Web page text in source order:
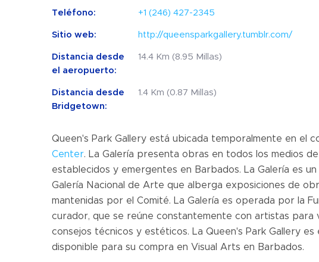
Teléfono: +1 (246) 427-2345
Sitio web: http://queensparkgallery.tumblr.com/
Distancia desde
el aeropuerto:
14.4 Km (8.95 Millas)
Distancia desde
Bridgetown:
1.4 Km (0.87 Millas)
Queen's Park Gallery está ubicada temporalmente en el
Center. La Galería presenta obras en todos los medios
establecidos y emergentes en Barbados. La Galería es
Galería Nacional de Arte que alberga exposiciones de
mantenidas por el Comité. La Galería es operada por la
curador, que se reúne constantemente con artistas
consejos técnicos y estéticos. La Queen's Park Gallery
disponible para su compra en Visual Arts en Barbados.